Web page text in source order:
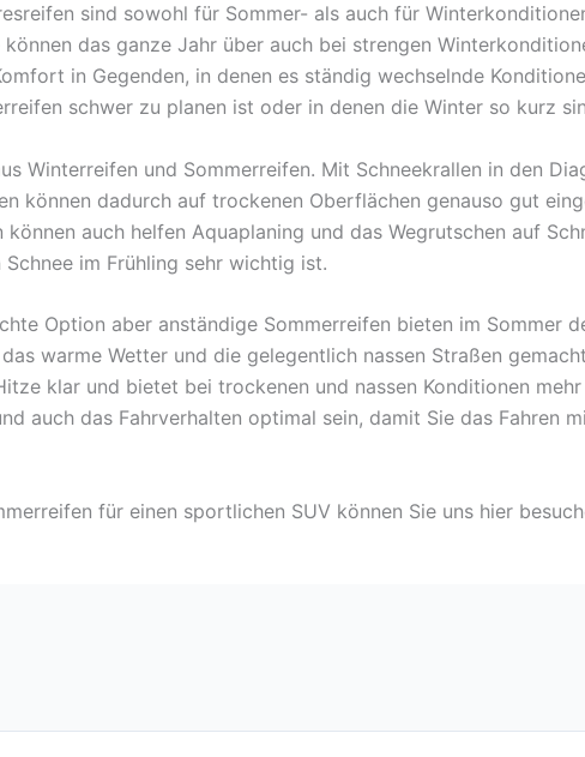
sind sowohl für Sommer- als auch für
das ganze Jahr über auch bei strengen
in Gegenden, in denen es ständig wechselnde
schwer zu planen ist oder in denen die Winter so kurz
Winterreifen und Sommerreifen. Mit Schneekrallen in den
können dadurch auf trockenen Oberflächen genauso gut
auch helfen Aquaplaning und das Wegrutschen auf
im Frühling sehr wichtig ist.
Option aber anständige Sommerreifen bieten im Sommer
warme Wetter und die gelegentlich nassen Straßen
klar und bietet bei trockenen und nassen Konditionen
auch das Fahrverhalten optimal sein, damit Sie das Fahren
für einen sportlichen SUV können Sie uns hier